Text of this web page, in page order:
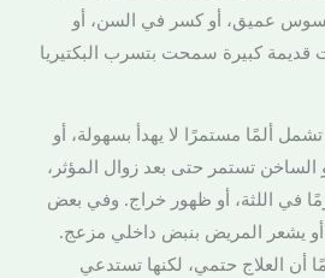
عميق، أو كسر في السن، أو
كبيرة سمحت بتسرب البكتيريا
ألمًا مستمرًا لا يهدأ بسهولة، أو
الساخن تستمر حتى بعد زوال المؤثر،
في اللثة، أو ظهور خراج. وفي بعض
أو يشعر المريض بنبض داخلي مزعج.
أن العلاج حتمي، لكنها تستدعي